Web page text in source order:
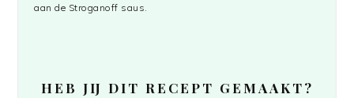
aan de Stroganoff saus.
HEB JIJ DIT RECEPT GEMAAKT?